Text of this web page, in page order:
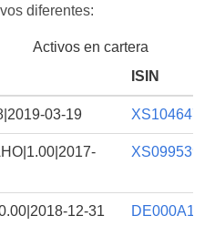
diferentes:
Activos en cartera
ISIN
03-19
12-31